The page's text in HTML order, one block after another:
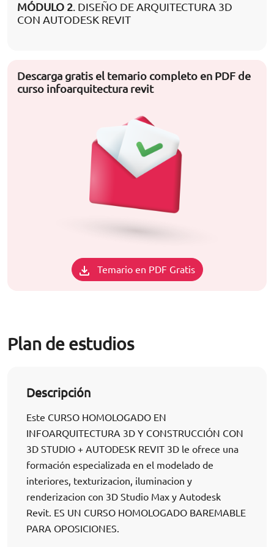
MÓDULO 2. DISEÑO DE ARQUITECTURA 3D
CON AUTODESK REVIT
Descarga gratis el temario completo en PDF de
curso infoarquitectura revit
Temario en PDF Gratis
Plan de estudios
Descripción
Este CURSO HOMOLOGADO EN
INFOARQUITECTURA 3D Y CONSTRUCCIÓN CON
3D STUDIO + AUTODESK REVIT 3D le ofrece una
formación especializada en el modelado de
interiores, texturizacion, iluminacion y
renderizacion con 3D Studio Max y Autodesk
Revit. ES UN CURSO HOMOLOGADO BAREMABLE
PARA OPOSICIONES.